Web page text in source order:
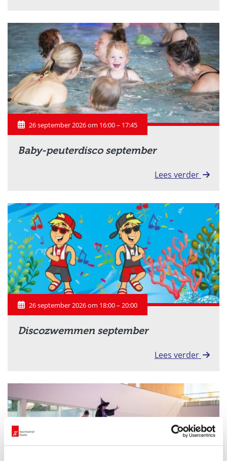
26 september 2026 om 16:00 – 17:45
Baby-peuterdisco september
Lees verder
26 september 2026 om 18:00 – 20:00
Discozwemmen september
Lees verder